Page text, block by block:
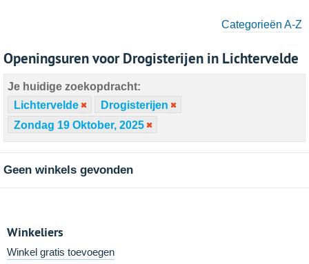
Categorieën A-Z
Openingsuren voor Drogisterijen in Lichtervelde
Je huidige zoekopdracht:
Lichtervelde
Drogisterijen
Zondag 19 Oktober, 2025
Geen winkels gevonden
Winkeliers
Winkel gratis toevoegen